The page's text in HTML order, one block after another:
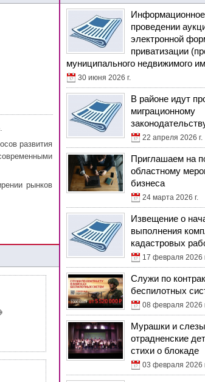
развития
рынков
проведении
электронной
приватизации
муниципального недвижимого
30 июня 2026 г.
В районе идут
миграционному
22 апреля 2026 г.
Приглашаем на
областному
бизнеса
24 марта 2026 г.
Извещение о
выполнения
кадастровых
17 февраля 2026
Служи по
беспилотных
08 февраля 2026
Мурашки и
отрадненские
стихи о блокаде
03 февраля 2026